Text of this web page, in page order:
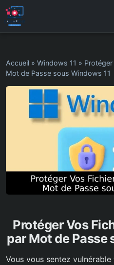
Accueil » Windows 11 »
Mot de Passe sous Windows 11
Protéger Vos
par Mot de Passe
Vous vous sentez